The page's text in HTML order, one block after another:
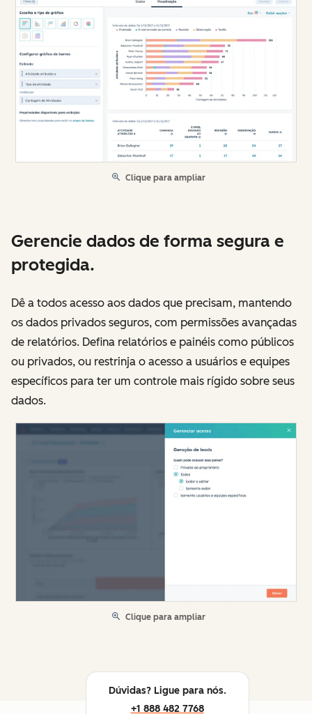
Clique para ampliar
Gerencie dados de forma segura e
protegida.
Dê a todos acesso aos dados que precisam, mantendo
os dados privados seguros, com permissões avançadas
de relatórios. Defina relatórios e painéis como públicos
ou privados, ou restrinja o acesso a usuários e equipes
específicos para ter um controle mais rígido sobre seus
dados.
Clique para ampliar
Dúvidas? Ligue para nós.
+1 888 482 7768